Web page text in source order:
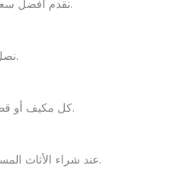
نقدم أفضل سعر مقابل الجودة سواء في البيع أو الشراء.
نصل إلى جميع المناطق بسرعة وبدون تأخير.
كل مكيف أو قطعة أثاث يتم اختبارها بدقة لضمان الجودة.
عند شراء الأثاث المستعمل منك، يتم الدفع مباشرة بدون تأخير.